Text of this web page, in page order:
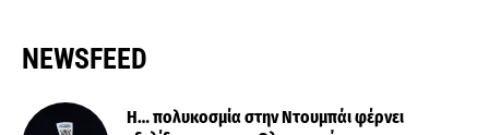
NEWSFEED
Η… πολυκοσμία στην Ντουμπάι φέρνει